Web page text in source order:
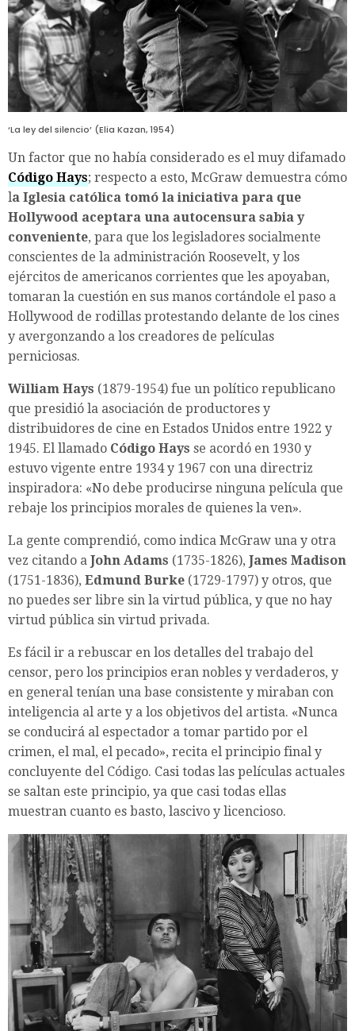
‘La ley del silencio’ (Elia Kazan, 1954)
Un factor que no había considerado es el muy difamado
Código Hays; respecto a esto, McGraw demuestra cómo
la Iglesia católica tomó la iniciativa para que
Hollywood aceptara una autocensura sabia y
conveniente, para que los legisladores socialmente
conscientes de la administración Roosevelt, y los
ejércitos de americanos corrientes que les apoyaban,
tomaran la cuestión en sus manos cortándole el paso a
Hollywood de rodillas protestando delante de los cines
y avergonzando a los creadores de películas
perniciosas.
William Hays (1879-1954) fue un político republicano
que presidió la asociación de productores y
distribuidores de cine en Estados Unidos entre 1922 y
1945. El llamado Código Hays se acordó en 1930 y
estuvo vigente entre 1934 y 1967 con una directriz
inspiradora: «No debe producirse ninguna película que
rebaje los principios morales de quienes la ven».
La gente comprendió, como indica McGraw una y otra
vez citando a John Adams (1735-1826), James Madison
(1751-1836), Edmund Burke (1729-1797) y otros, que
no puedes ser libre sin la virtud pública, y que no hay
virtud pública sin virtud privada.
Es fácil ir a rebuscar en los detalles del trabajo del
censor, pero los principios eran nobles y verdaderos, y
en general tenían una base consistente y miraban con
inteligencia al arte y a los objetivos del artista. «Nunca
se conducirá al espectador a tomar partido por el
crimen, el mal, el pecado», recita el principio final y
concluyente del Código. Casi todas las películas actuales
se saltan este principio, ya que casi todas ellas
muestran cuanto es basto, lascivo y licencioso.